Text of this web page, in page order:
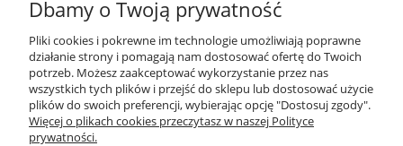
kosztami produkcji czyni je stosunkowo tanimi, a zarazem wysoce
skutecznymi nośnikami mobilnej reklamy. Na jaki rodzaj torby warto się
zdecydować, aby klienci chcieli korzystać z niej na co dzień i zapewniać tym
samym większą rozpoznawalność marki lub produktu?
CZYTAJ CAŁOŚĆ »
Dbamy o Twoją prywatność
Pliki cookies i pokrewne im technologie umożliwiają poprawne
działanie strony i pomagają nam dostosować ofertę do Twoich
potrzeb. Możesz zaakceptować wykorzystanie przez nas
wszystkich tych plików i przejść do sklepu lub dostosować użycie
plików do swoich preferencji, wybierając opcję "Dostosuj zgody".
Więcej o plikach cookies przeczytasz w naszej Polityce
prywatności.